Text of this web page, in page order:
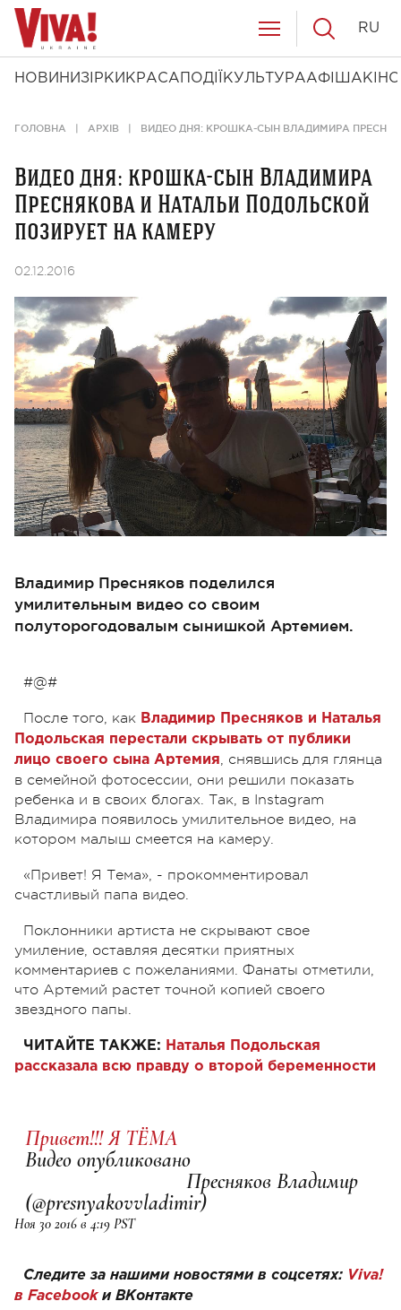
НОВИНИ ЗІРКИ КРАСА ПОДІЇ КУЛЬТУРААФІША КІНО
RU
ГОЛОВНА АРХІВ ВИДЕО ДНЯ: КРОШКА-СЫН ВЛАДИМИРА
Видео дня: крошка-сын Владимира
Преснякова и Натальи Подольской
позирует на камеру
02.12.2016
Владимир Пресняков поделился
умилительным видео со своим
полуторогодовалым сынишкой Артемием.
#@#
После того, как Владимир Пресняков и Наталья
Подольская перестали скрывать от публики
лицо своего сына Артемия, снявшись для глянца
в семейной фотосессии, они решили показать
ребенка и в своих блогах. Так, в Instagram
Владимира появилось умилительное видео, на
котором малыш смеется на камеру.
«Привет! Я Тема», - прокомментировал
счастливый папа видео.
Поклонники артиста не скрывают свое
умиление, оставляя десятки приятных
комментариев с пожеланиями. Фанаты отметили,
что Артемий растет точной копией своего
звездного папы.
ЧИТАЙТЕ ТАКЖЕ: Наталья Подольская
рассказала всю правду о второй беременности
Привет!!! Я ТЁМА
Видео опубликовано
⠀⠀⠀⠀⠀⠀⠀⠀⠀⠀Пресняков Владимир
(@presnyakovvladimir)
Ноя 30 2016 в 4:19 PST
Следите за нашими новостями в соцсетях: Viva!
в Facebookи ВКонтакте